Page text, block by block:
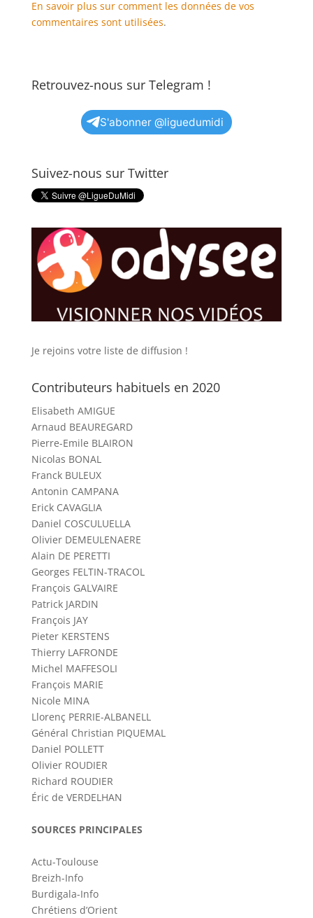
En savoir plus sur comment les données de vos
commentaires sont utilisées.
Retrouvez-nous sur Telegram !
S'abonner @liguedumidi
Suivez-nous sur Twitter
Je rejoins votre liste de diffusion !
Contributeurs habituels en 2020
Elisabeth AMIGUE
Arnaud BEAUREGARD
Pierre-Emile BLAIRON
Nicolas BONAL
Franck BULEUX
Antonin CAMPANA
Erick CAVAGLIA
Daniel COSCULUELLA
Olivier DEMEULENAERE
Alain DE PERETTI
Georges FELTIN-TRACOL
François GALVAIRE
Patrick JARDIN
François JAY
Pieter KERSTENS
Thierry LAFRONDE
Michel MAFFESOLI
François MARIE
Nicole MINA
Llorenç PERRIE-ALBANELL
Général Christian PIQUEMAL
Daniel POLLETT
Olivier ROUDIER
Richard ROUDIER
Éric de VERDELHAN
SOURCES PRINCIPALES
Actu-Toulouse
Breizh-Info
Burdigala-Info
Chrétiens d’Orient